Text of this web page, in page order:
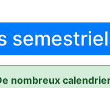
nombreux